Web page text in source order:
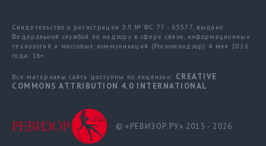
Свидетельство о регистрации ЭЛ № ФС 77 - 65577, выдано
Федеральной службой по надзору в сфере связи, информационных
технологий и массовых коммуникаций (Роскомнадзор) 4 мая 2016
года. 16+
Все материалы сайта доступны по лицензии: CREATIVE
COMMONS ATTRIBUTION 4.0 INTERNATIONAL
© «РЕВИЗОР.РУ» 2015 - 2026